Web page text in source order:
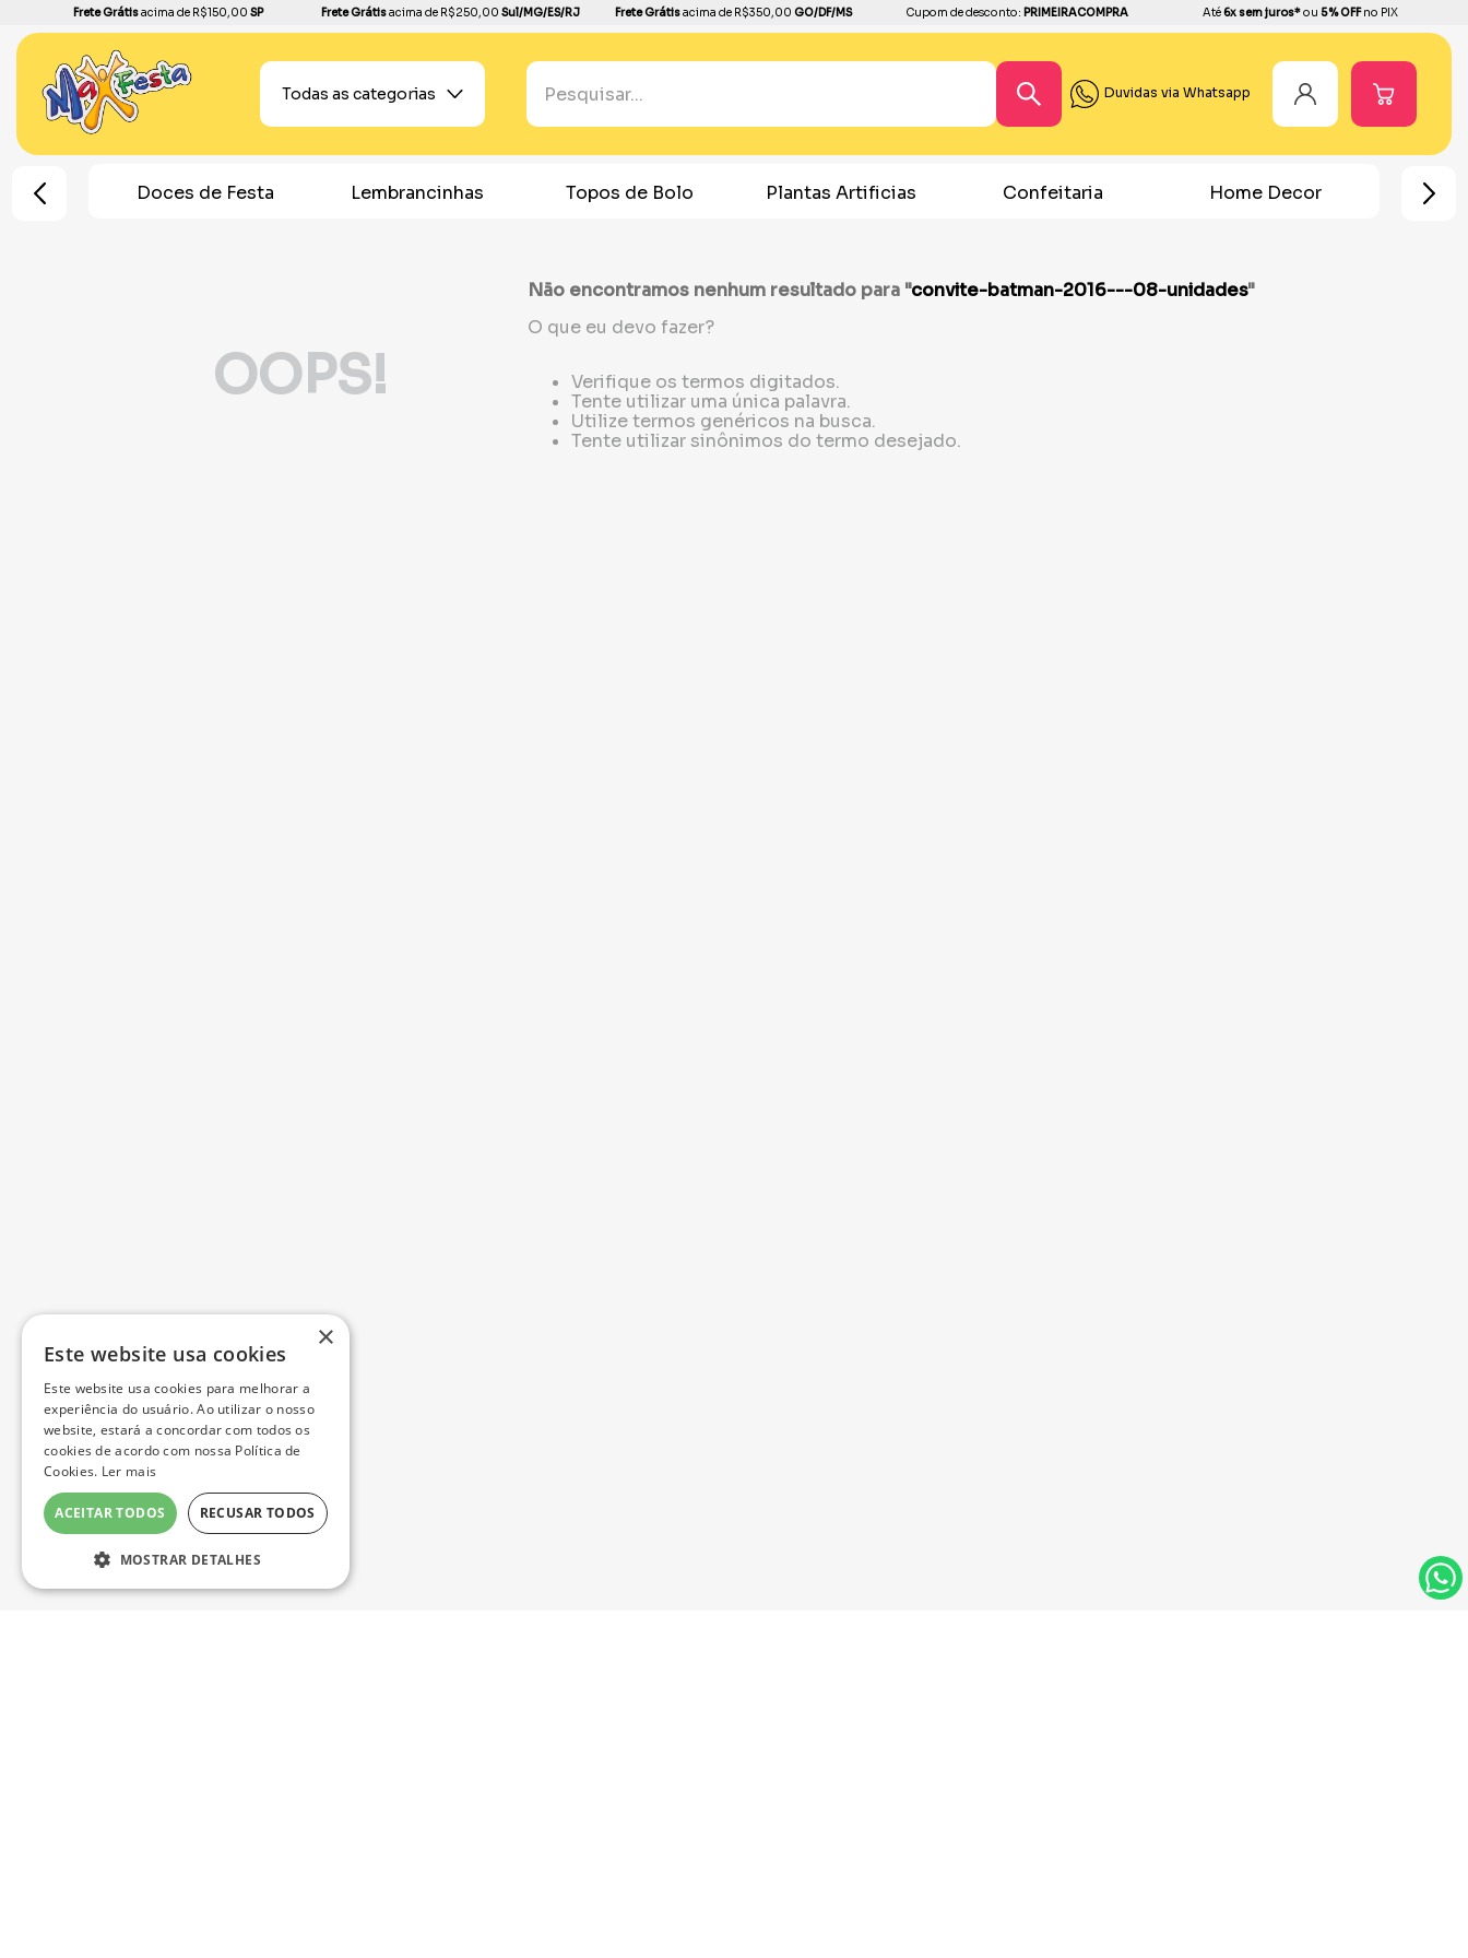
Frete Grátisacima de R$150,00 SP Frete Grátisacima de R$250,00Sul/MG/ES/RJ Frete Grátisacima de R$350,00GO/DF/MS Cupom de desconto:PRIMEIRACOMPRA Até6x sem juros*ou 5% OFFno PIX
Todas as categorias
Pesquisar...
TERMOS MAIS BUSCADOS
boleira
4º
dinossauro
5 º
dourado
festa neon
toalha
copo papel
Duvidas via Whatsapp
Pop Doces de Festa Lembrancinhas Topos de Bolo Plantas Artificias Confeitaria Home Decor Chá
OOPS!
Não encontramos nenhum resultado para "convite-batman-2016---08-unidades"
O que eu devo fazer?
Verifique os termos digitados.
Tente utilizar uma única palavra.
Utilize termos genéricos na busca.
Tente utilizar sinônimos do termo desejado.
×
Este website usa cookies
Este website usa cookies para melhorar a
experiência do usuário. Ao utilizar o nosso
website, estará a concordar com todos os
cookies de acordo com nossa Política de
Cookies. Ler mais
ACEITAR TODOS RECUSAR TODOS
MOSTRAR DETALHES